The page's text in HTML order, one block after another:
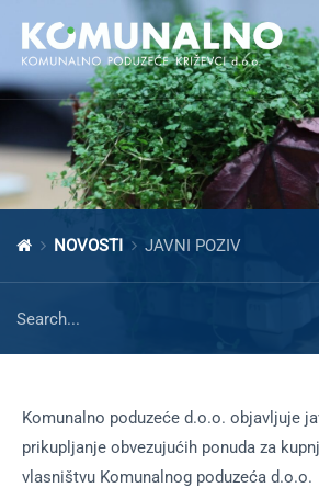
Open toolbar
NOVOSTI JAVNI POZIV
Komunalno poduzeće d.o.o. objavljuje
prikupljanje obvezujućih ponuda za
vlasništvu Komunalnog poduzeća d.o.o.